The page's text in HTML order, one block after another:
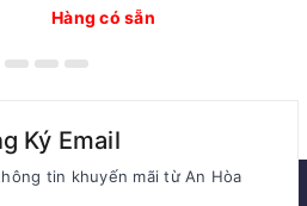
Hàng có sẵn
Ký Email
tin khuyến mãi từ An Hòa